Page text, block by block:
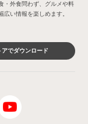
・外食問わず、グルメや料
い情報を楽しめます。
アでダウンロード